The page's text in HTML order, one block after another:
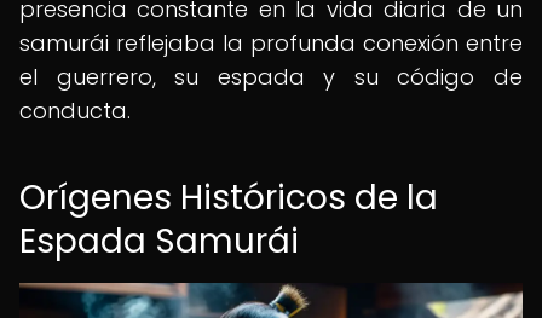
presencia constante en la vida diaria de un
samurái reflejaba la profunda conexión entre
el guerrero, su espada y su código de
conducta.
Orígenes Históricos de la
Espada Samurái